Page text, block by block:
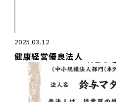
2025.03.12
健康経営優良法人